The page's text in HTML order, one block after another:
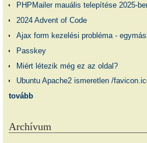
PHPMailer mauális telepítése 2025-
2024 Advent of Code
Ajax form kezelési probléma -
Passkey
Miért létezik még ez az oldal?
Ubuntu Apache2 ismeretlen /
tovább
Archívum